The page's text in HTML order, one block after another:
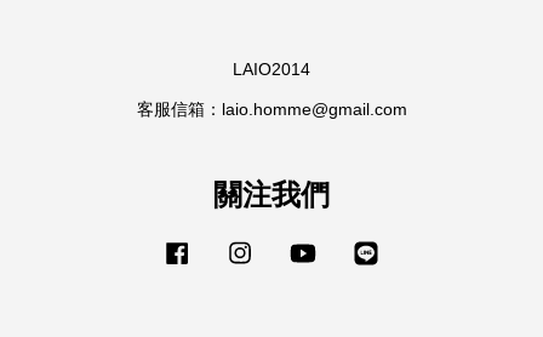
LAIO2014
客服信箱：laio.homme@gmail.com
關注我們
Facebook Instagram YouTube